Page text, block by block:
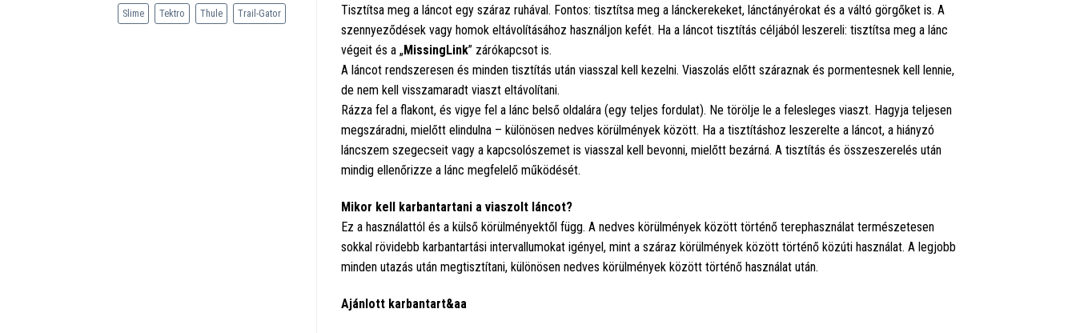
Slime Tektro Thule Trail-Gator
Tisztítsa meg a láncot egy száraz ruhával. Fontos: tisztítsa meg a lánckerekeket, lánctányérokat és a váltó görgőket is. A
szennyeződések vagy homok eltávolításához használjon kefét. Ha a láncot tisztítás céljából leszereli: tisztítsa meg a lánc
végeit és a „MissingLink” zárókapcsot is.
A láncot rendszeresen és minden tisztítás után viasszal kell kezelni. Viaszolás előtt száraznak és pormentesnek kell lennie,
de nem kell visszamaradt viaszt eltávolítani.
Rázza fel a flakont, és vigye fel a lánc belső oldalára (egy teljes fordulat). Ne törölje le a felesleges viaszt. Hagyja teljesen
megszáradni, mielőtt elindulna – különösen nedves körülmények között. Ha a tisztításhoz leszerelte a láncot, a hiányzó
láncszem szegecseit vagy a kapcsolószemet is viasszal kell bevonni, mielőtt bezárná. A tisztítás és összeszerelés után
mindig ellenőrizze a lánc megfelelő működését.
Mikor kell karbantartani a viaszolt láncot?
Ez a használattól és a külső körülményektől függ. A nedves körülmények között történő terephasználat természetesen
sokkal rövidebb karbantartási intervallumokat igényel, mint a száraz körülmények között történő közúti használat. A legjobb
minden utazás után megtisztítani, különösen nedves körülmények között történő használat után.
Ajánlott karbantart&aa